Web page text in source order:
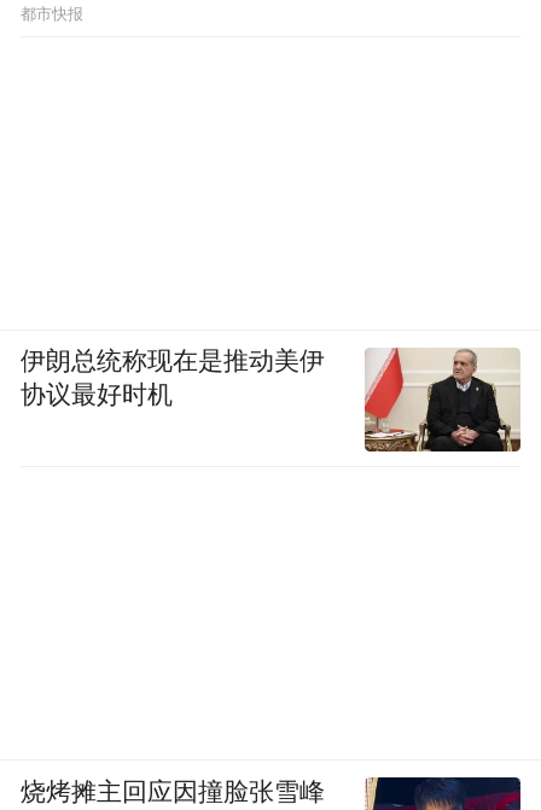
都市快报
伊朗总统称现在是推动美伊
协议最好时机
烧烤摊主回应因撞脸张雪峰